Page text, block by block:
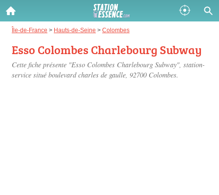
Île-de-France > Hauts-de-Seine > Colombes
Esso Colombes Charlebourg Subway
Cette fiche présente "Esso Colombes Charlebourg Subway", station-
service situé boulevard charles de gaulle, 92700 Colombes.
Gazole :
Disponible Épuisé
SP 98 :